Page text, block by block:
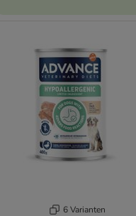
6 Varianten